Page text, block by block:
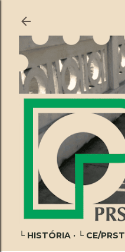
└ HISTÓRIA └ CE/PRST